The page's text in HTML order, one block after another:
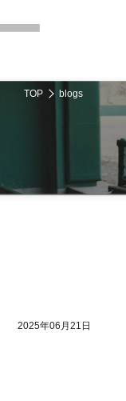
TOP blogs
2025年06月21日